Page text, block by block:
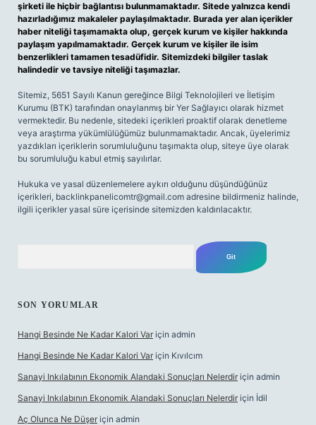
şirketi ile hiçbir bağlantısı bulunmamaktadır. Sitede yalnızca kendi
hazırladığımız makaleler paylaşılmaktadır. Burada yer alan içerikler
haber niteliği taşımamakta olup, gerçek kurum ve kişiler hakkında
paylaşım yapılmamaktadır. Gerçek kurum ve kişiler ile isim
benzerlikleri tamamen tesadüfidir. Sitemizdeki bilgiler taslak
halindedir ve tavsiye niteliği taşımazlar.
Sitemiz, 5651 Sayılı Kanun gereğince Bilgi Teknolojileri ve İletişim
Kurumu (BTK) tarafından onaylanmış bir Yer Sağlayıcı olarak hizmet
vermektedir. Bu nedenle, sitedeki içerikleri proaktif olarak denetleme
veya araştırma yükümlülüğümüz bulunmamaktadır. Ancak, üyelerimiz
yazdıkları içeriklerin sorumluluğunu taşımakta olup, siteye üye olarak
bu sorumluluğu kabul etmiş sayılırlar.
Hukuka ve yasal düzenlemelere aykırı olduğunu düşündüğünüz
içerikleri, backlinkpanelicomtr@gmail.com adresine bildirmeniz halinde,
ilgili içerikler yasal süre içerisinde sitemizden kaldırılacaktır.
SON YORUMLAR
Hangi Besinde Ne Kadar Kalori Var için admin
Hangi Besinde Ne Kadar Kalori Var için Kıvılcım
Sanayi Inkılabının Ekonomik Alandaki Sonuçları Nelerdir için admin
Sanayi Inkılabının Ekonomik Alandaki Sonuçları Nelerdir için İdil
Aç Olunca Ne Düşer için admin